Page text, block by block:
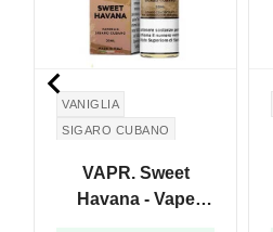
VANIGLIA
SIGARO CUBANO
VAPR. Sweet
Havana - Vape
